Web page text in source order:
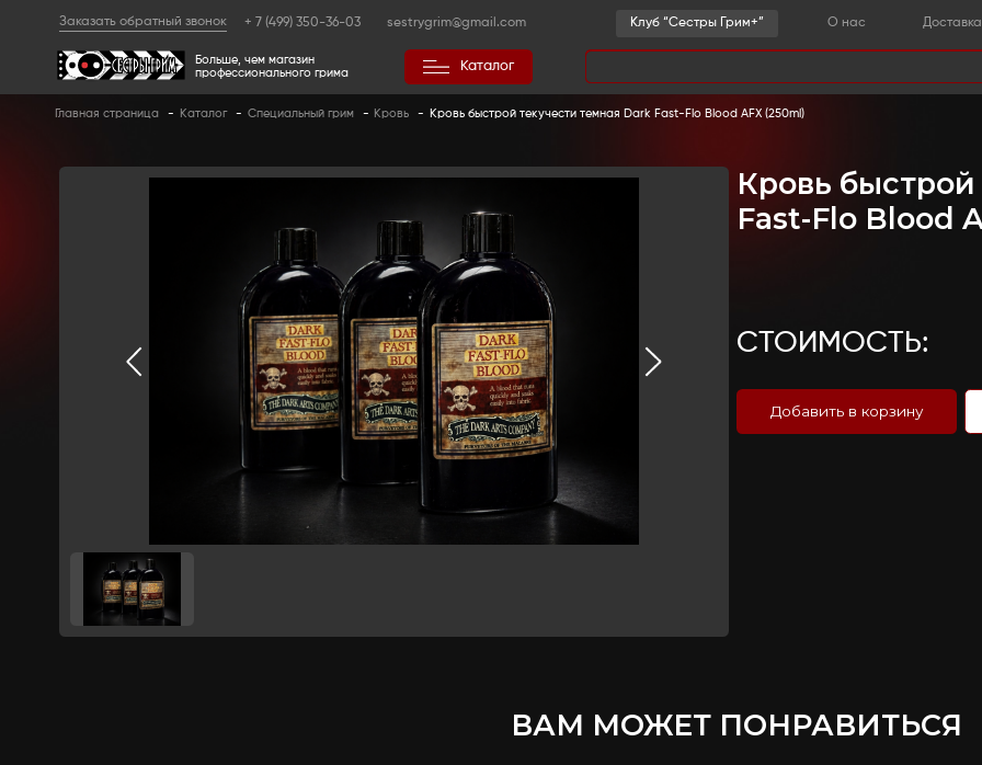
Заказать обратный звонок + 7 (499) 350-36-03 sestrygrim@gmail.com
Больше, чем магазин
профессионального грима
Каталог
Главная страница - Каталог - Специальный грим - Кровь - Кровь быстрой текучести темная Dark